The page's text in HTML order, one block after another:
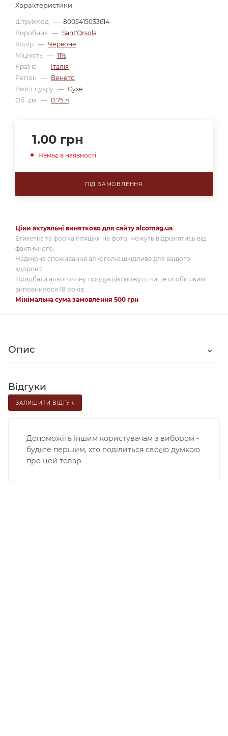
Характеристики
ШтрихКод — 8005415033614
Виробник — Sant'Orsola
Колір — Червоне
Міцність — 11%
Країна — Італія
Регіон — Венето
Вміст цукру — Сухе
Об`єм — 0.75 л
1.00 грн
Немає в наявності
ПІД ЗАМОВЛЕННЯ
Ціни актуальні винятково для сайту alcomag.ua
Етикетка та форма пляшки на фото, можуть відрізнятись від
фактичного.
Надмірне споживання алкоголю шкідливе для вашого
здоров'я.
Придбати алкогольну продукцію можуть лише особи яким
виповнилося 18 років.
Мінімальна сума замовлення 500 грн
Опис
Відгуки
ЗАЛИШИТИ ВІДГУК
Допоможіть іншим користувачам з вибором -
будьте першим, хто поділиться своєю думкою
про цей товар